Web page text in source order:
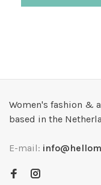
Women's fashion &
based in the
E-mail: